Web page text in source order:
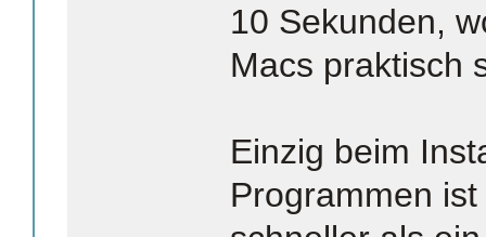
10 Sekunden,
Macs praktisch
Einzig beim
Programmen